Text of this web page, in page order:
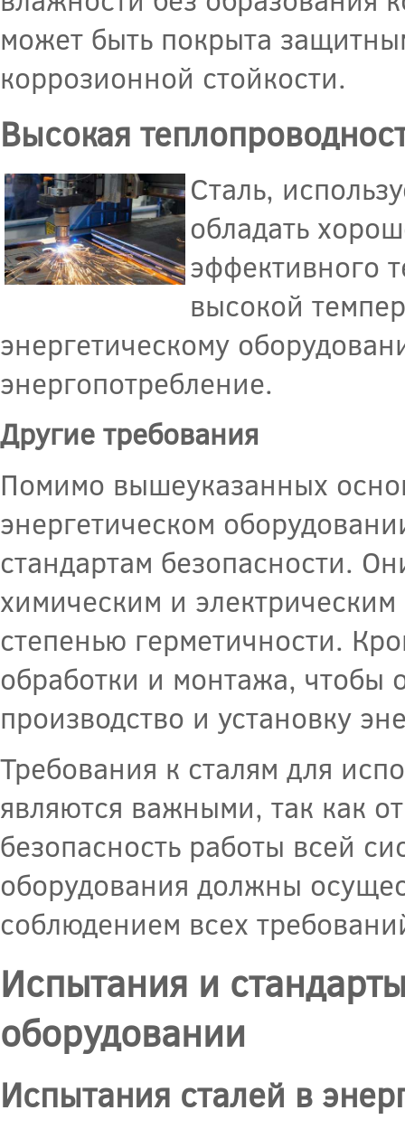
может быть покрыта
коррозионной стойкости.
Высокая
Сталь,
обладать
эффективного
высокой
энергетическому
энергопотребление.
Другие требования
Помимо вышеуказанных
энергетическом
стандартам безопасности.
химическим и
степенью герметичности.
обработки и монтажа, чтобы
производство и установку
Требования к сталям для
являются важными, так как
безопасность работы всей
оборудования должны
соблюдением всех
Испытания и
оборудовании
Испытания сталей в